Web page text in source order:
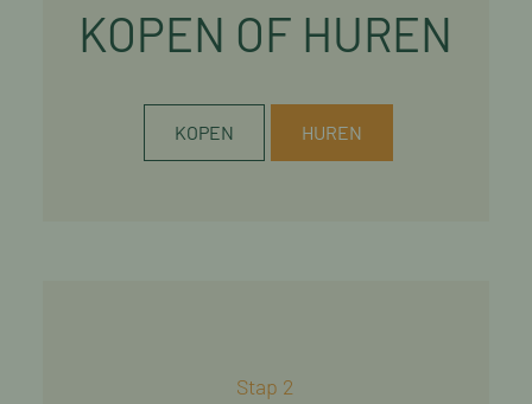
KOPEN OF HUREN
KOPEN HUREN
Stap 2